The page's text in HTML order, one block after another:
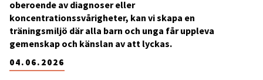
04.06.2026
oberoende av diagnoser eller
koncentrationssvårigheter, kan vi skapa en
träningsmiljö där alla barn och unga får uppleva
gemenskap och känslan av att lyckas.